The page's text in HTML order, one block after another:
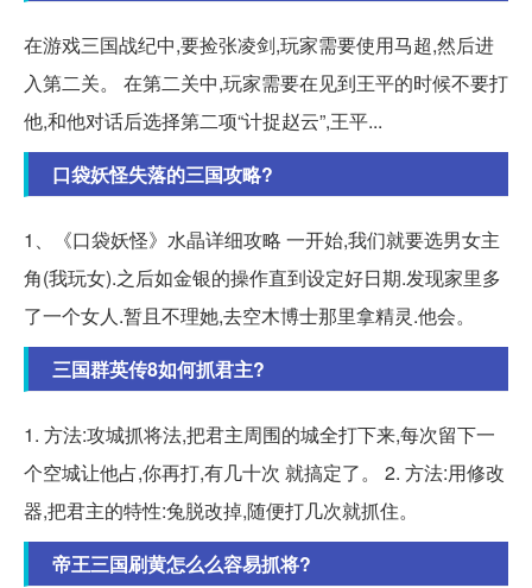
在游戏三国战纪中,要捡张凌剑,玩家需要使用马超,然后进
入第二关。 在第二关中,玩家需要在见到王平的时候不要打
他,和他对话后选择第二项“计捉赵云”,王平...
口袋妖怪失落的三国攻略?
1、《口袋妖怪》水晶详细攻略 一开始,我们就要选男女主
角(我玩女).之后如金银的操作直到设定好日期.发现家里多
了一个女人.暂且不理她,去空木博士那里拿精灵.他会。
三国群英传8如何抓君主?
1. 方法:攻城抓将法,把君主周围的城全打下来,每次留下一
个空城让他占,你再打,有几十次 就搞定了。 2. 方法:用修改
器,把君主的特性:兔脱改掉,随便打几次就抓住。
帝王三国刷黄怎么么容易抓将?